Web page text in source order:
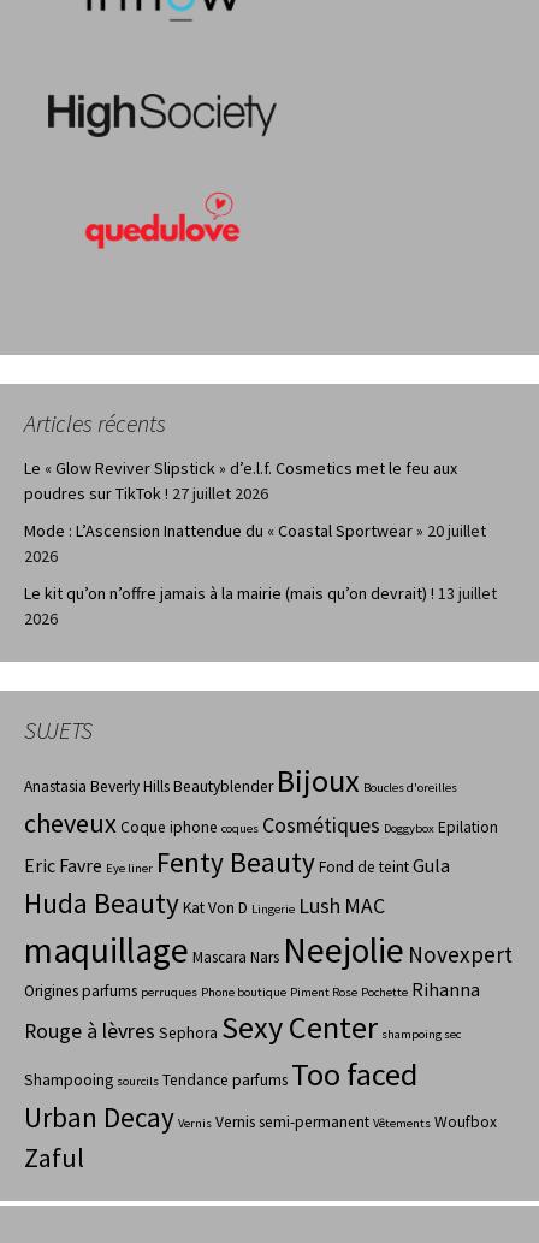
Articles récents
Le « Glow Reviver Slipstick » d’e.l.f. Cosmetics met le feu aux
poudres sur TikTok ! 27 juillet 2026
Mode : L’Ascension Inattendue du « Coastal Sportwear » 20 juillet
2026
Le kit qu’on n’offre jamais à la mairie (mais qu’on devrait) ! 13 juillet
2026
SUJETS
Anastasia Beverly HillsBeautyblender Bijoux Boucles d'oreilles
cheveuxCoque iphone coques Cosmétiques Doggybox Epilation
Eric Favre Eye liner Fenty BeautyFond de teintGula
Huda BeautyKat Von D Lingerie Lush MAC
maquillage Mascara Nars Neejolie Novexpert
Origines parfums perruques Phone boutique Piment Rose Pochette Rihanna
Rouge à lèvres Sephora Sexy Center shampoing sec
Shampooing sourcils Tendance parfums Too faced
Urban Decay Vernis Vernis semi-permanent Vêtements Woufbox
Zaful